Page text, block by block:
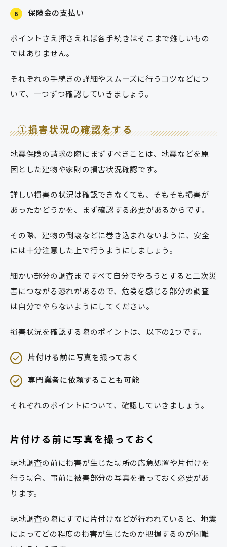
6 保険金の支払い
ポイントさえ押さえれば各手続きはそこまで難しいもの
ではありません。
それぞれの手続きの詳細やスムーズに行うコツなどにつ
いて、一つずつ確認していきましょう。
①損害状況の確認をする
地震保険の請求の際にまずすべきことは、地震などを原
因とした建物や家財の損害状況確認です。
詳しい損害の状況は確認できなくても、そもそも損害が
あったかどうかを、まず確認する必要があるからです。
その際、建物の倒壊などに巻き込まれないように、安全
には十分注意した上で行うようにしましょう。
細かい部分の調査まですべて自分でやろうとすると二次災
害につながる恐れがあるので、危険を感じる部分の調査
は自分でやらないようにしてください。
損害状況を確認する際のポイントは、以下の2つです。
片付ける前に写真を撮っておく
専門業者に依頼することも可能
それぞれのポイントについて、確認していきましょう。
片付ける前に写真を撮っておく
現地調査の前に損害が生じた場所の応急処置や片付けを
行う場合、事前に被害部分の写真を撮っておく必要があ
ります。
現地調査の際にすでに片付けなどが行われていると、地震
によってどの程度の損害が生じたのか把握するのが困難